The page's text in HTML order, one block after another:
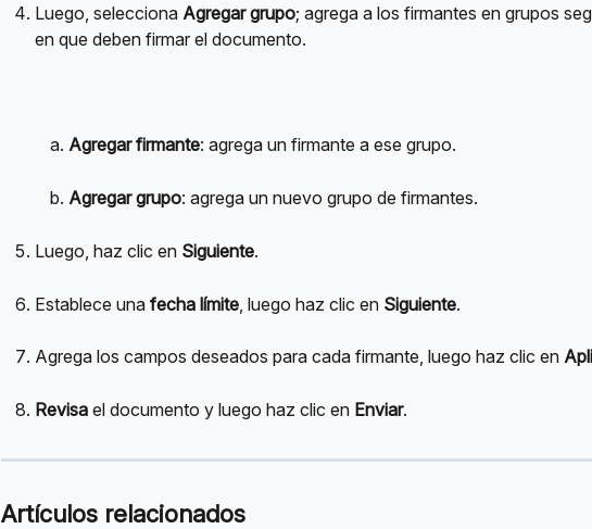
Luego, selecciona Agregar grupo; agrega a los firmantes en grupos
en que deben firmar el documento.
Agregar firmante: agrega un firmante a ese grupo.
Agregar grupo: agrega un nuevo grupo de firmantes.
Luego, haz clic en Siguiente.
Establece una fecha límite , luego haz clic en Siguiente.
Agrega los campos deseados para cada firmante, luego haz clic en
Revisa el documento y luego haz clic en Enviar.
Artículos relacionados